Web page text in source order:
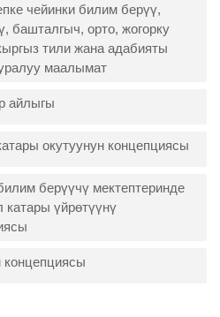
чейинки билим берүү,
башталгыч, орто, жогорку
тили жана адабияты
маалымат
айлыгы
окутуунун концепциясы
берүүчү мектептеринде
катары үйрөтүүнү